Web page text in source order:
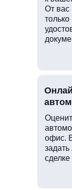
От вас
офис.